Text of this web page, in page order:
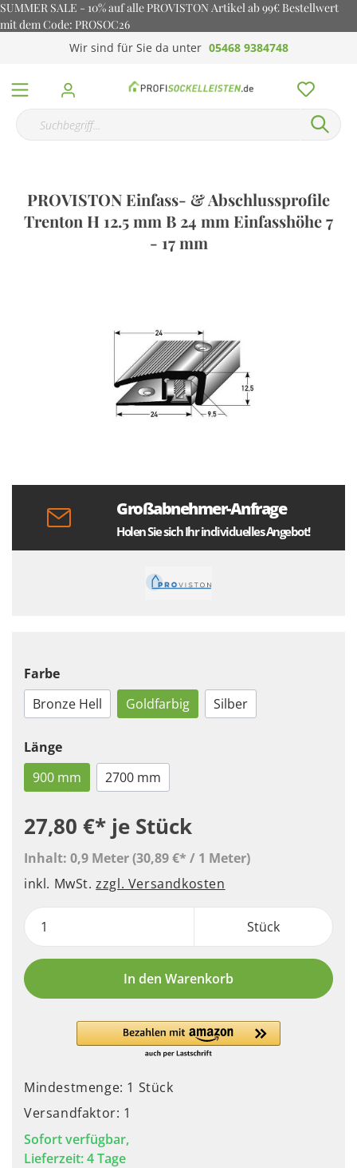
SUMMER SALE - 10% auf alle PROVISTON Artikel ab 99€ Bestellwert
mit dem Code: PROSOC26
Wir sind für Sie da unter 05468 9384748
PROVISTON Einfass- & Abschlussprofile
Trenton H 12.5 mm B 24 mm Einfasshöhe 7
- 17 mm
Großabnehmer-Anfrage
Holen Sie sich Ihr individuelles Angebot!
Farbe
Bronze Hell
Goldfarbig Silber
Länge
900 mm
2700 mm
27,80 €* je Stück
Inhalt: 0,9 Meter(30,89 €* / 1 Meter)
inkl. MwSt.zzgl. Versandkosten
Stück
In den Warenkorb
Mindestmenge: 1 Stück
Versandfaktor: 1
Sofort verfügbar,
Lieferzeit: 4 Tage